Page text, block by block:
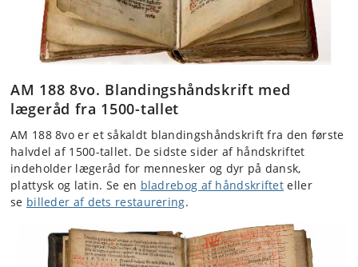
AM 188 8vo. Blandingshåndskrift med
lægeråd fra 1500-tallet
AM 188 8vo er et såkaldt blandingshåndskrift fra den første
halvdel af 1500-tallet. De sidste sider af håndskriftet
indeholder lægeråd for mennesker og dyr på dansk,
plattysk og latin. Se en bladrebog af håndskriftet eller
se billeder af dets restaurering.